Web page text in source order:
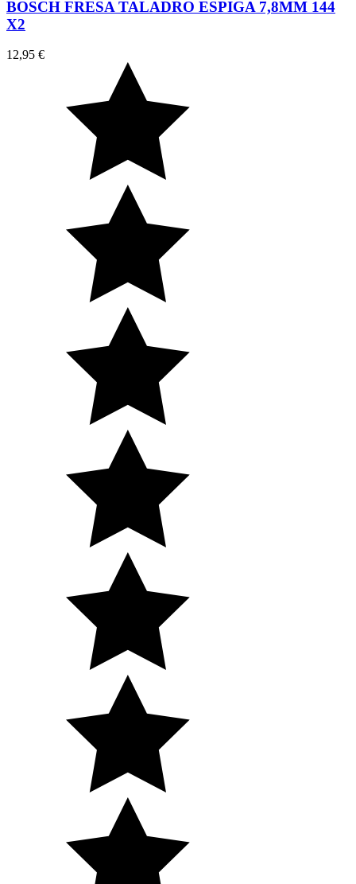
BOSCH FRESA TALADRO ESPIGA 7,8MM 144
X2
12,95 €